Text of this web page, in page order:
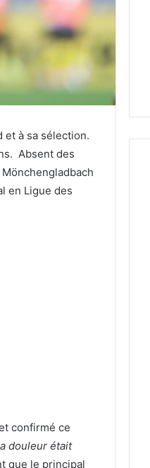
et à sa sélection.
Absent des
en Ligue des
confirmé ce
douleur était
que le principal